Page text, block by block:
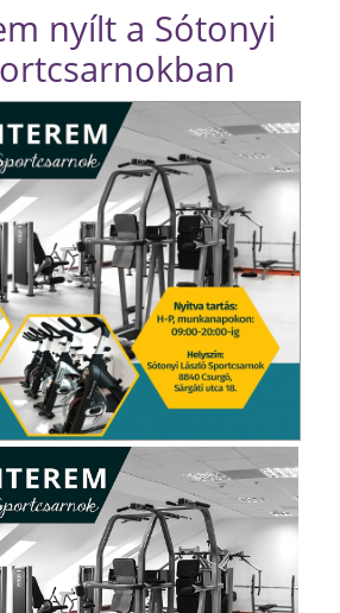
nyílt a Sótonyi